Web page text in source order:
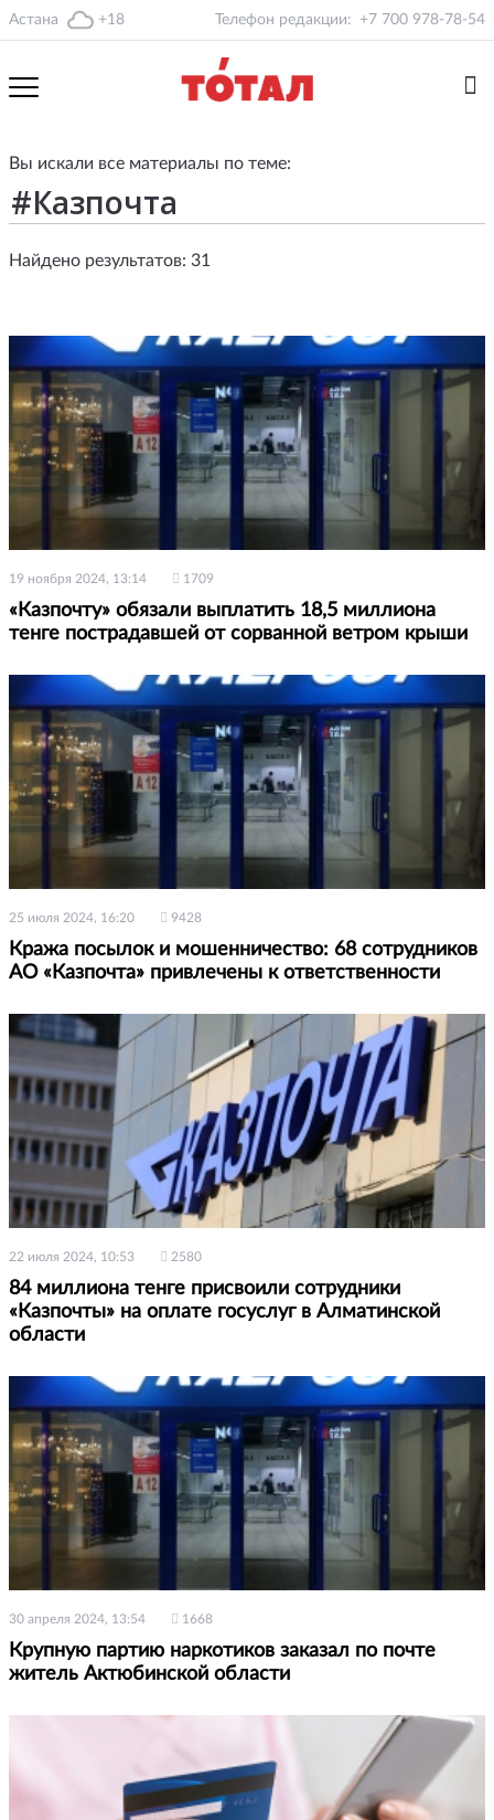
Астана +18 Телефон редакции: +7 700 978-78-54
Вы искали все материалы по теме:
Найдено результатов: 31
19 ноября 2024, 13:14 1709
«Казпочту» обязали выплатить 18,5 миллиона
тенге пострадавшей от сорванной ветром крыши
25 июля 2024, 16:20 9428
Кража посылок и мошенничество: 68 сотрудников
АО «Казпочта» привлечены к ответственности
22 июля 2024, 10:53 2580
84 миллиона тенге присвоили сотрудники
«Казпочты» на оплате госуслуг в Алматинской
области
30 апреля 2024, 13:54 1668
Крупную партию наркотиков заказал по почте
житель Актюбинской области